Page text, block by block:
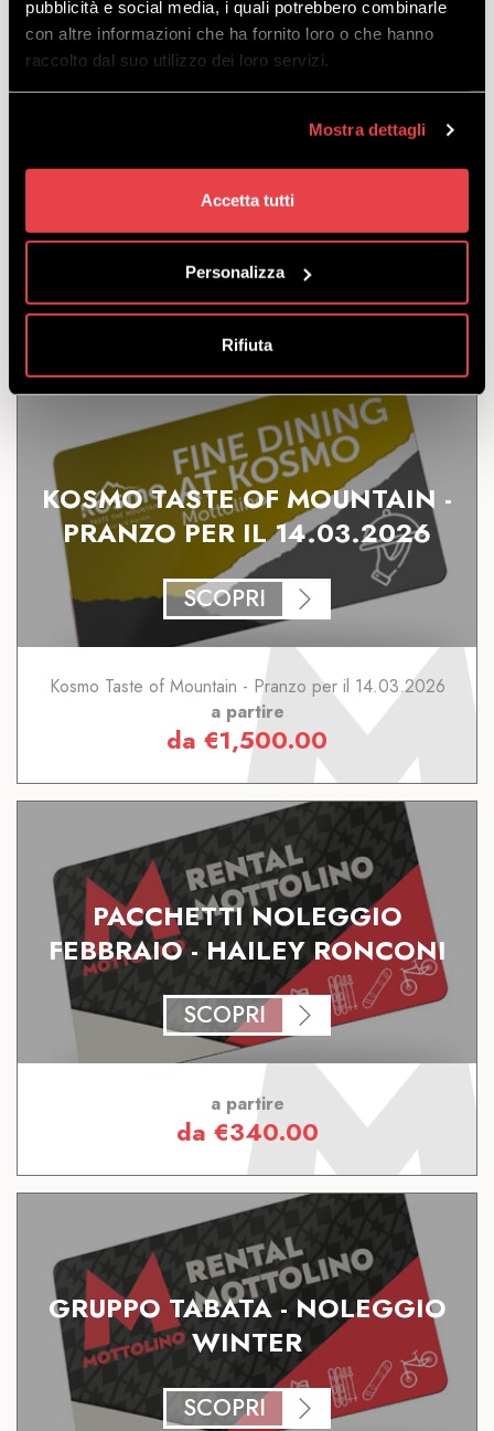
pubblicità e social media, i quali potrebbero combinarle
con altre informazioni che ha fornito loro o che hanno
raccolto dal suo utilizzo dei loro servizi.
Mostra dettagli
Accetta tutti
Personalizza
Rifiuta
THE TASTE OF A NEW YEAR -
CAPODANNO AL KOSMO 2026
(CIRO FOGLIA X1)
in perfetto stile Kosmo.
da€220.00
KOSMO TASTE OF MOUNTAIN -
PRANZO PER IL 14.03.2026
SCOPRI
Kosmo Taste of Mountain - Pranzo per il 14.03.2026
a partire
da €1,500.00
PACCHETTI NOLEGGIO
FEBBRAIO - HAILEY RONCONI
SCOPRI
a partire
da €340.00
GRUPPO TABATA - NOLEGGIO
WINTER
SCOPRI